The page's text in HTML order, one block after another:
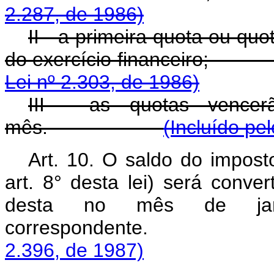
2.287, de 1986)
II - a primeira quota ou
do exercício
Lei nº 2.303, de 1986)
III - as quotas
mês.(Incluído
Art. 10. O saldo do
art. 8° desta lei) será
desta no mês de
2.396, de 1987)